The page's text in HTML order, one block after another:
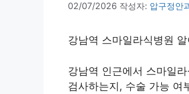
02/07/2026 작성자: 압구정안
강남역 스마일라식병원
강남역 인근에서 스마일
검사하는지, 수술 가능 여